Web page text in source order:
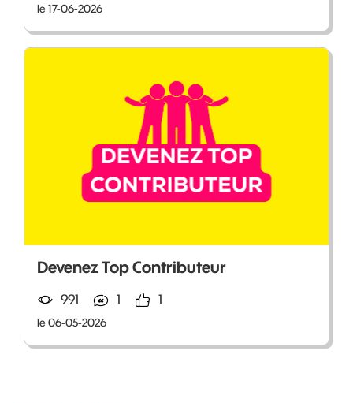
le 17-06-2026
Devenez Top Contributeur
991 1 1
le 06-05-2026